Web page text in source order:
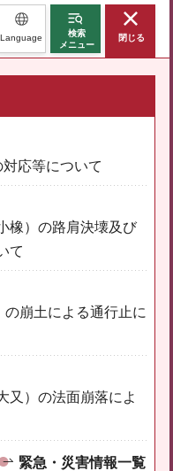
Language
検索
メニュー
閉じる
応等について
橡）の路肩決壊及び
て
崩土による通行止に
又）の法面崩落によ
緊急・災害情報一覧